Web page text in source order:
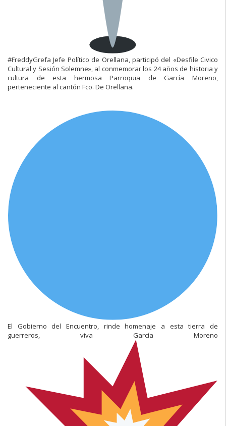
#FreddyGrefa Jefe Político de Orellana, participó del «Desfile Civico
Cultural y Sesión Solemne», al conmemorar los 24 años de historia y
cultura de esta hermosa Parroquia de García Moreno,
perteneciente al cantón Fco. De Orellana.
El Gobierno del Encuentro, rinde homenaje a esta tierra de
guerreros, viva García Moreno